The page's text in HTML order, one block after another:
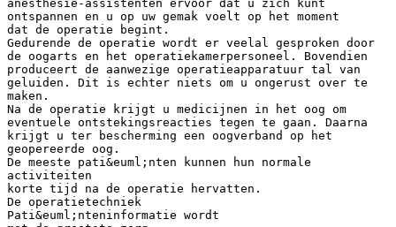
anesthesie-assistenten ervoor dat u zich kunt
ontspannen en u op uw gemak voelt op het moment
dat de operatie begint.
Gedurende de operatie wordt er veelal gesproken door
de oogarts en het operatiekamerpersoneel. Bovendien
produceert de aanwezige operatieapparatuur tal van
geluiden. Dit is echter niets om u ongerust over te
maken.
Na de operatie krijgt u medicijnen in het oog om
eventuele ontstekingsreacties tegen te gaan. Daarna
krijgt u ter bescherming een oogverband op het
geopereerde oog.
De meeste pati&euml;nten kunnen hun normale
activiteiten
korte tijd na de operatie hervatten.
De operatietechniek
Pati&euml;nteninformatie wordt